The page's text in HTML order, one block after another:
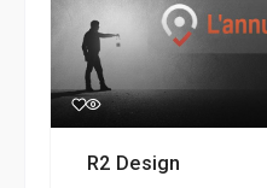
R2 Design